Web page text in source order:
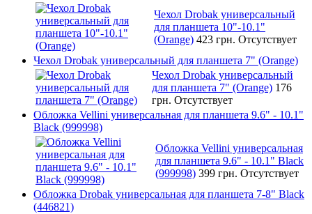
Чехол Drobak универсальный
для планшета 10"-10.1"
(Orange) 423 грн. Отсутствует
Чехол Drobak универсальный для планшета 7" (Orange)
Чехол Drobak универсальный
для планшета 7" (Orange) 176
грн. Отсутствует
Обложка Vellini универсальная для планшета 9.6" - 10.1"
Black (999998)
Обложка Vellini универсальная
для планшета 9.6" - 10.1" Black
(999998) 399 грн. Отсутствует
Обложка Drobak универсальная для планшета 7-8" Black
(446821)